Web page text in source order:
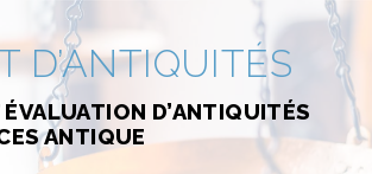
D’ANTIQUITÉS
ÉVALUATION D’ANTIQUITÉS
ANTIQUE